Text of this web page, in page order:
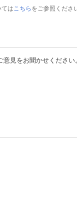
は こちら をご参照くださ
見をお聞かせください